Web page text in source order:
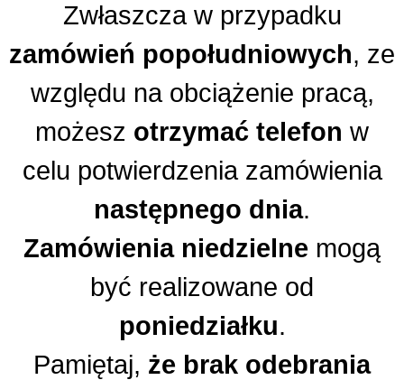
Zwłaszcza w przypadku
zamówień popołudniowych, ze
względu na obciążenie pracą,
możesz otrzymać telefon w
celu potwierdzenia zamówienia
następnego dnia.
Zamówienia niedzielne mogą
być realizowane od
poniedziałku.
Pamiętaj, że brak odebrania